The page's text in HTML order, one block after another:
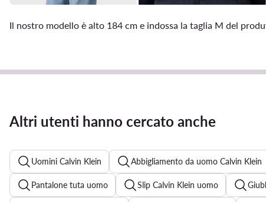
Il nostro modello è alto 184 cm e indossa la taglia M del
Altri utenti hanno cercato anche
Uomini Calvin Klein Abbigliamento da uomo Calvin Klein
Pantalone tuta uomo Slip Calvin Klein uomo